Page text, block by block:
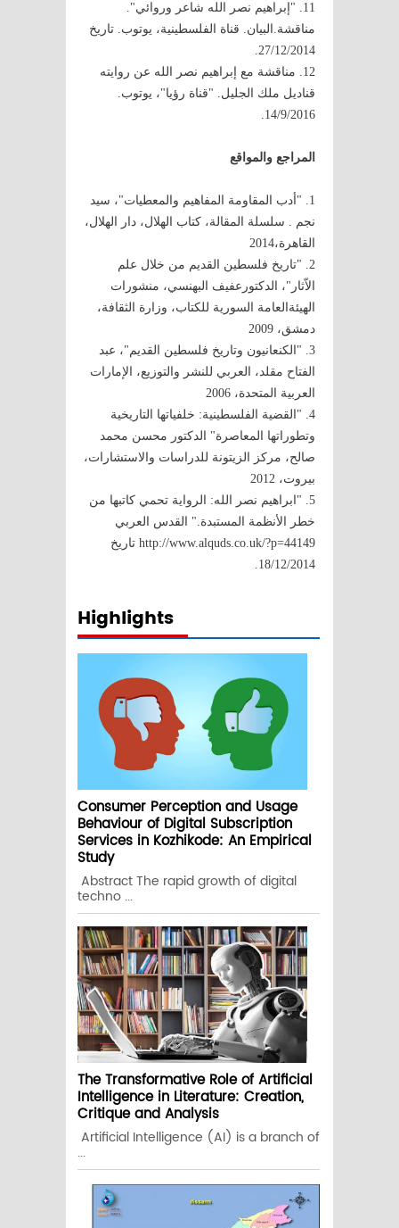
11. "إبراهيم نصر الله شاعر وروائي".
مناقشة.البيان. قناة الفلسطينية، يوتوب. تاريخ
27/12/2014.
12. مناقشة مع إبراهيم نصر الله عن روايته
قناديل ملك الجليل. "قناة رؤيا"، يوتوب.
14/9/2016.
المراجع والمواقع
1. "أدب المقاومة المفاهيم والمعطيات"، سيد
نجم . سلسلة المقالة، كتاب الهلال، دار الهلال،
القاهرة،2014
2. "تاريخ فلسطين القديم من خلال علم
الاّثار"، الدكتورعفيف البهنسي، منشورات
الهيئةالعامة السورية للكتاب، وزارة الثقافة،
دمشق، 2009
3. "الكنعانيون وتاريخ فلسطين القديم"، عبد
الفتاح مقلد، العربي للنشر والتوزيع، الإمارات
العربية المتحدة، 2006
4. "القضية الفلسطينية: خلفياتها التاريخية
وتطوراتها المعاصرة" الدكتور محسن محمد
صالح، مركز الزيتونة للدراسات والاستشارات،
بيروت، 2012
5. "ابراهيم نصر الله: الرواية تحمي كاتبها من
خطر الأنظمة المستبدة." القدس العربي
http://www.alquds.co.uk/?p=44149 تاريخ
18/12/2014.
Highlights
Consumer Perception and Usage
Behaviour of Digital Subscription
Services in Kozhikode: An Empirical
Study
Abstract The rapid growth of digital
techno ...
The Transformative Role of Artificial
Intelligence in Literature: Creation,
Critique and Analysis
Artificial Intelligence (AI) is a branch of
...